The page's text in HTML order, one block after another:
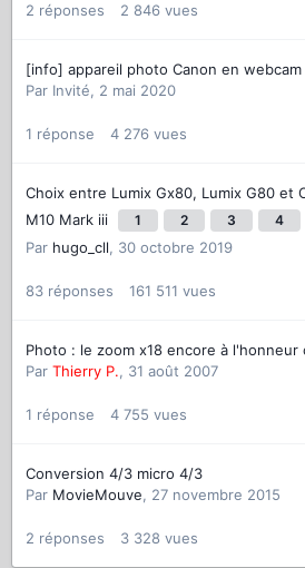
2 réponses 2 846 vues
[info] appareil photo Canon en webcam
Par Invité, 2 mai 2020
1 réponse 4 276 vues
Choix entre Lumix Gx80, Lumix G80 et
M10 Mark iii
1 2 3 4
Par hugo_cll, 30 octobre 2019
83 réponses 161 511 vues
Photo : le zoom x18 encore à l'honneur
Par Thierry P., 31 août 2007
1 réponse 4 755 vues
Conversion 4/3 micro 4/3
Par MovieMouve, 27 novembre 2015
2 réponses 3 328 vues